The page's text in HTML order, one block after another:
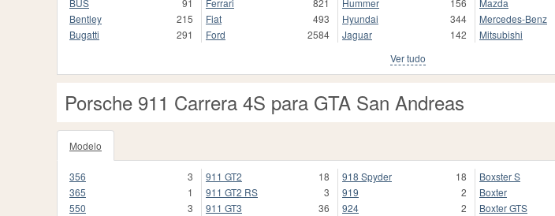
BUS
91
Bentley
215
Bugatti
291
Ferrari
821
Fiat
493
Ford
2584
Hummer
156
Hyundai
344
Jaguar
142
Mazda
Mercedes-Benz
Mitsubishi
Ver tudo
Porsche 911 Carrera 4S para GTA San Andreas
Modelo
356
3
365
1
550
3
911 GT2
18
911 GT2 RS
3
911 GT3
36
918 Spyder
18
919
2
924
2
Boxster S
Boxter
Boxter GTS